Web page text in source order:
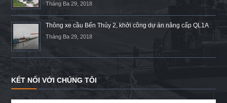
Tháng Ba 29, 2018
Thông xe cầu Bến Thủy 2, khởi công dự án nâng cấp QL1A
Tháng Ba 29, 2018
KẾT NỐI VỚI CHÚNG TÔI